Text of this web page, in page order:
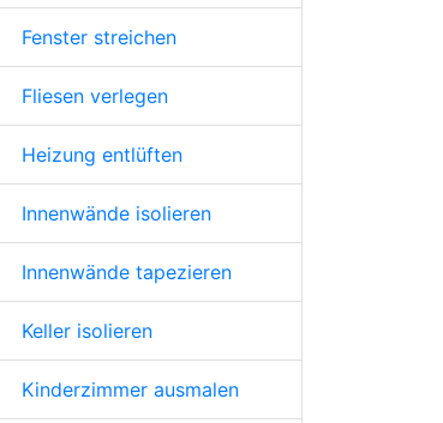
Fenster streichen
Fliesen verlegen
Heizung entlüften
Innenwände isolieren
Innenwände tapezieren
Keller isolieren
Kinderzimmer ausmalen